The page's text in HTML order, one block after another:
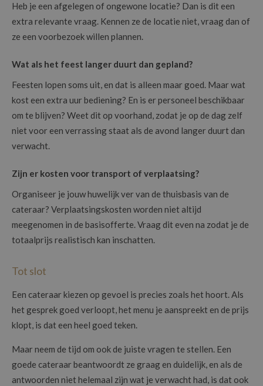
Heb je een afgelegen of ongewone locatie? Dan is dit een
extra relevante vraag. Kennen ze de locatie niet, vraag dan of
ze een voorbezoek willen plannen.
Wat als het feest langer duurt dan gepland?
Feesten lopen soms uit, en dat is alleen maar goed. Maar wat
kost een extra uur bediening? En is er personeel beschikbaar
om te blijven? Weet dit op voorhand, zodat je op de dag zelf
niet voor een verrassing staat als de avond langer duurt dan
verwacht.
Zijn er kosten voor transport of verplaatsing?
Organiseer je jouw huwelijk ver van de thuisbasis van de
cateraar? Verplaatsingskosten worden niet altijd
meegenomen in de basisofferte. Vraag dit even na zodat je de
totaalprijs realistisch kan inschatten.
Tot slot
Een cateraar kiezen op gevoel is precies zoals het hoort. Als
het gesprek goed verloopt, het menu je aanspreekt en de prijs
klopt, is dat een heel goed teken.
Maar neem de tijd om ook de juiste vragen te stellen. Een
goede cateraar beantwoordt ze graag en duidelijk, en als de
antwoorden niet helemaal zijn wat je verwacht had, is dat ook